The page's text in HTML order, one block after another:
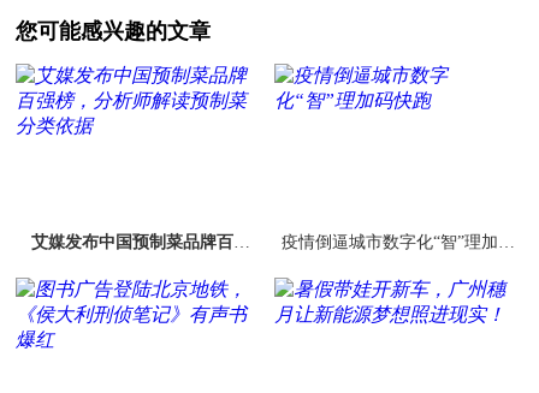
您可能感兴趣的文章
艾媒发布中国预制菜品牌百强
疫情倒逼城市数字化“智”理加码